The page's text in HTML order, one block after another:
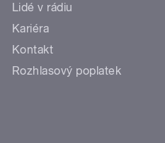
Lidé v rádiu
Kariéra
Kontakt
Rozhlasový poplatek